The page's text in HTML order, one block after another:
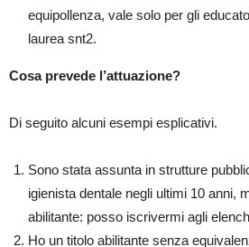
equipollenza, vale solo per gli
laurea snt2.
Cosa prevede l’attuazione?
Di seguito alcuni esempi esplicativi.
Sono stata assunta in strutture
igienista dentale negli ultimi 10 anni,
abilitante: posso iscrivermi agli
Ho un titolo abilitante senza